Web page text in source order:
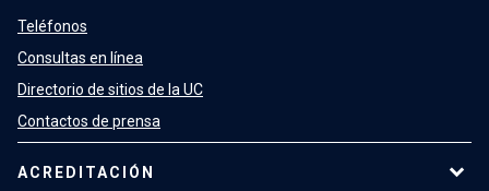
Teléfonos
Consultas en línea
Directorio de sitios de la UC
Contactos de prensa
ACREDITACIÓN